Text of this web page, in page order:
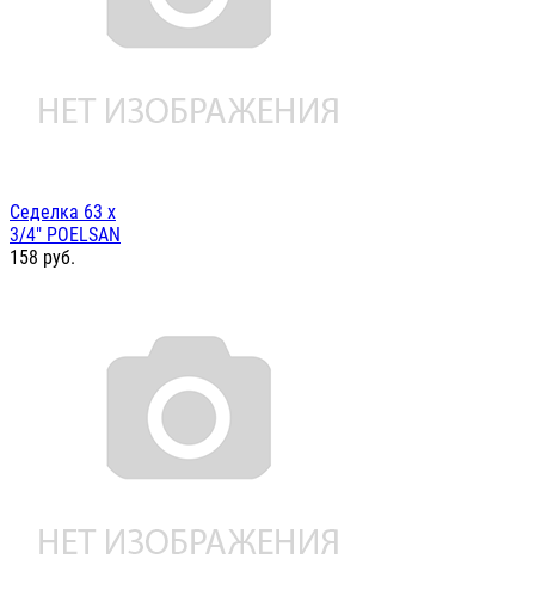
Седелка 63 х
3/4" POELSAN
158 руб.